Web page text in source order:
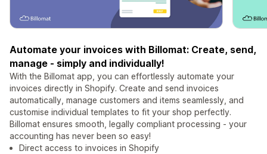
Automate your invoices with Billomat: Create, send,
manage - simply and individually!
With the Billomat app, you can effortlessly automate your
invoices directly in Shopify. Create and send invoices
automatically, manage customers and items seamlessly, and
customise individual templates to fit your shop perfectly.
Billomat ensures smooth, legally compliant processing - your
accounting has never been so easy!
Direct access to invoices in Shopify